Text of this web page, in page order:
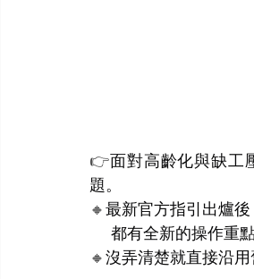
👉面對高齡化與缺工
題。
🔸最新官方指引出爐
都有全新的操作重
🔸沒弄清楚就直接沿